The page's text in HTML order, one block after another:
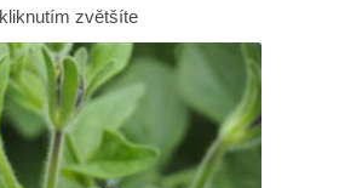
kliknutím zvětšíte